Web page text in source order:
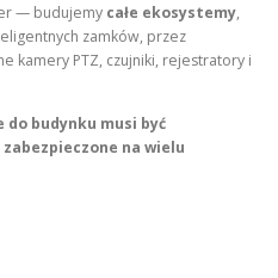
— budujemy całe ekosystemy,
zamków, przez
kamery PTZ, czujniki, rejestratory i
do budynku musi być
na wielu